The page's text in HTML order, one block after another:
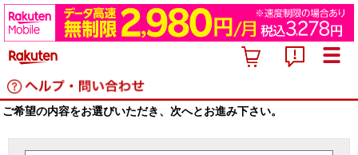
ご希望の内容をお選びいただき、次へとお進み下さい。